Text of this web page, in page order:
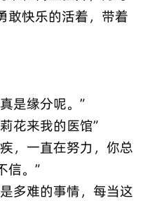
敢快乐的活着，带着
是缘分呢。”
花来我的医馆”
，一直在努力，你总
信。”
多难的事情，每当这